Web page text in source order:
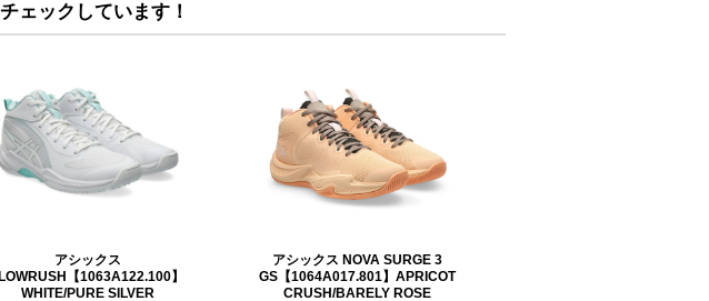
ェックしています！
アシックス
【1063A122.100】
WHITE/PURE SILVER
アシックス NOVA SURGE 3
GS【1064A017.801】APRICOT
CRUSH/BARELY ROSE